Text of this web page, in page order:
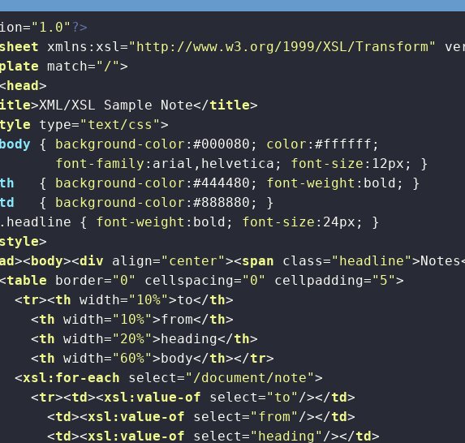
"1.0" ?>
xmlns:xsl="http://www.w3.org/1999/XSL/Transform"
match="/">
head>
>XML/XSL Sample Note</title>
type="text/css">
body { background-color :#000080 ; color :#ffffff ;
font-family :arial,helvetica; font-size : 12px ; }
   {
background-color :#444480 ; font-weight :bold; }
   {
background-color :#888880 ; }
.headline { font-weight :bold; font-size : 24px ; }
style>
>< body><div align="center"><span class="headline">Notes
table border="0" cellspacing="0" cellpadding="5">
<tr><th width="10%">to</th>
<th width="10%">from</th>
<th width="20%"> heading</th>
<th width="60%"> body</th></tr>
<xsl:for-each select="/document/note">
<tr><td><xsl:value-of select="to" /></td>
<td><xsl:value-of select="from" /></td>
<td><xsl:value-of select="heading" /></td>